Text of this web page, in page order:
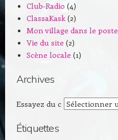
Club-Radio (4)
ClassaKask(2)
Mon village dans le poste
Vie du site (2)
Scène locale (1)
Archives
Essayez du c Archives
Étiquettes